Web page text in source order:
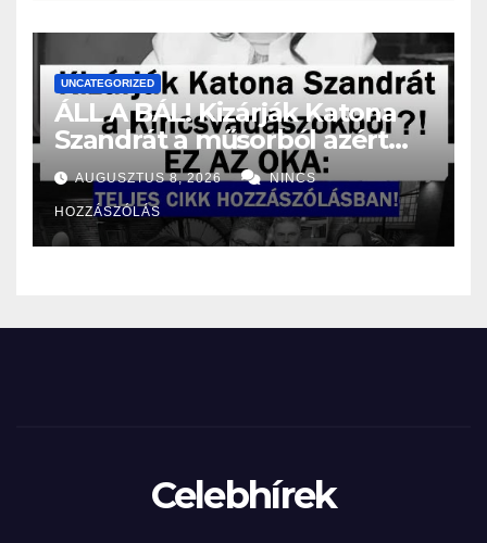
UNCATEGORIZED
ÁLL A BÁL! Kizárják Katona
Szandrát a műsorból azért
amit tett?! – EZ AZ OKA:
AUGUSZTUS 8, 2026 NINCS
HOZZÁSZÓLÁS
Celebhírek